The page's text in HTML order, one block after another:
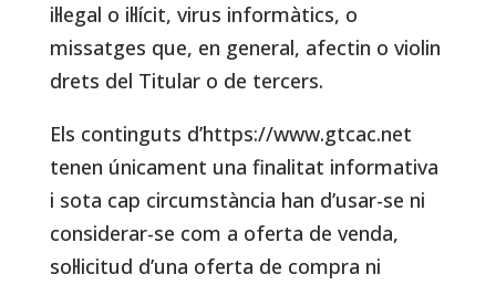
il·legal o il·lícit, virus informàtics, o
missatges que, en general, afectin o violin
drets del Titular o de tercers.
Els continguts d’https://www.gtcac.net
tenen únicament una finalitat informativa
i sota cap circumstància han d’usar-se ni
considerar-se com a oferta de venda,
sol·licitud d’una oferta de compra ni